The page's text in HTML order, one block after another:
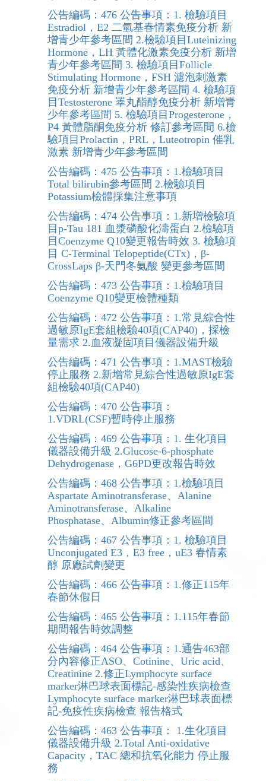
公告編碼：476 公告事項：1. 檢驗項目
Estradiol，E2 二氫基春情素免疫分析 新
增青少年參考區間 2.檢驗項目Luteinizing
Hormone，LH 黃體化激素免疫分析 新增
青少年參考區間 3. 檢驗項目Follicle
Stimulating Hormone，FSH 濾泡刺激素
免疫分析 新增青少年參考區間 4. 檢驗項
目Testosterone 睪丸酯醇免疫分析 新增青
少年參考區間 5. 檢驗項目Progesterone，
P4 黃體脂酮免疫分析 修訂參考區間 6.檢
驗項目Prolactin，PRL，Luteotropin 催乳
激素 新增青少年參考區間
公告編碼：475 公告事項：1.檢驗項目
Total bilirubin參考區間 2.檢驗項目
Potassium檢體採集注意事項
公告編碼：474 公告事項：1.新增檢驗項
目p-Tau 181 血漿磷酸化濤蛋白 2.檢驗項
目Coenzyme Q10變更報告時效 3. 檢驗項
目 C-Terminal Telopeptide(CTx)，β-
CrossLaps β-天門冬氨酸 變更參考區間
公告編碼：473 公告事項：1.檢驗項目
Coenzyme Q10變更檢體種類
公告編碼：472 公告事項：1.常見綜合性
過敏原IgE套組檢驗40項(CAP40)，採檢
量需求 2.血液凝固項目儀器設備升級
公告編碼：471 公告事項：1.MAST檢驗
停止服務 2.新增常見綜合性過敏原IgE套
組檢驗40項(CAP40)
公告編碼：470 公告事項：
1.VDRL(CSF)暫時停止服務
公告編碼：469 公告事項：1. 生化項目
儀器設備升級 2.Glucose-6-phosphate
Dehydrogenase，G6PD更改報告時效
公告編碼：468 公告事項：1.檢驗項目
Aspartate Aminotransferase、Alanine
Aminotransferase、Alkaline
Phosphatase、Albumin修正參考區間
公告編碼：467 公告事項：1. 檢驗項目
Unconjugated E3，E3 free，uE3 春情素
醇 原廠試劑變更
公告編碼：466 公告事項：1.修正115年
春節休假日
公告編碼：465 公告事項：1.115年春節
期間報告時效調整
公告編碼：464 公告事項：1.通告463部
分內容修正ASO、Cotinine、Uric acid、
Creatinine 2.修正Lymphocyte surface
marker淋巴球表面標記-感染性疾病檢查
Lymphocyte surface marker淋巴球表面標
記-免疫性疾病檢查 報告格式
公告編碼：463 公告事項： 1.生化項目
儀器設備升級 2.Total Anti-oxidative
Capacity，TAC 總和抗氧化能力 停止服
務